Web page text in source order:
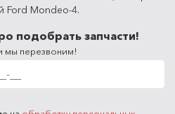
Ford Mondeo-4.
подобрать запчасти!
мы перезвоним!